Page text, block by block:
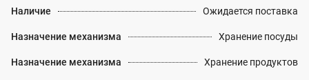
Наличие Ожидается поставка
Назначение механизма Хранение посуды
Назначение механизма Хранение продуктов